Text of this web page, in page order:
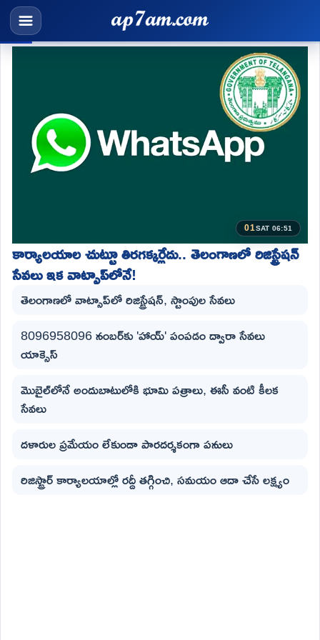
01SAT 06:51
కార్యాలయాల చుట్టూ తిరగక్కర్లేదు.. తెలంగాణలో రిజిస్ట్రేషన్
సేవలు ఇక వాట్సాప్‌లోనే!
తెలంగాణలో వాట్సాప్‌లో రిజిస్ట్రేషన్, స్టాంపుల సేవలు
8096958096 నంబర్‌కు 'హాయ్' పంపడం ద్వారా సేవలు
యాక్సెస్
మొబైల్‌లోనే అందుబాటులోకి భూమి పత్రాలు, ఈసీ వంటి కీలక
సేవలు
దళారుల ప్రమేయం లేకుండా పారదర్శకంగా పనులు
రిజిస్ట్రార్ కార్యాలయాల్లో రద్దీ తగ్గించి, సమయం ఆదా చేసే లక్ష్యం